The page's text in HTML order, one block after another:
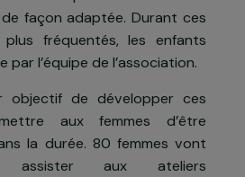
droits et à l’insertion. Lors
Robinson
à participer aux
qui ont le double
compétences en français
qu’elles
de façon adaptée. Durant